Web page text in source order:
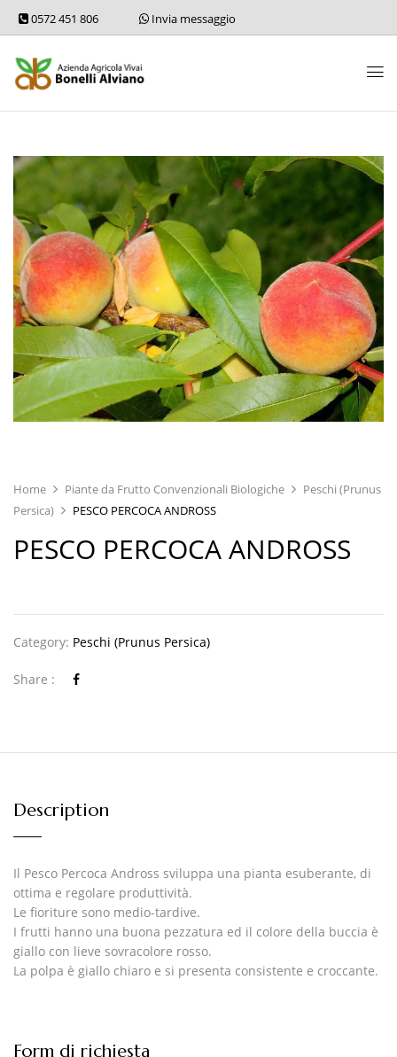
0572 451 806 Invia messaggio
Home Piante da Frutto Convenzionali Biologiche
Peschi (Prunus
Persica)
PESCO PERCOCA ANDROSS
PESCO PERCOCA ANDROSS
Category: Peschi (Prunus Persica)
Share :
Description
Il Pesco Percoca Andross sviluppa una pianta esuberante, di
ottima e regolare produttività.
Le fioriture sono medio-tardive.
I frutti hanno una buona pezzatura ed il colore della buccia è
giallo con lieve sovracolore rosso.
La polpa è giallo chiaro e si presenta consistente e croccante.
Form di richiesta